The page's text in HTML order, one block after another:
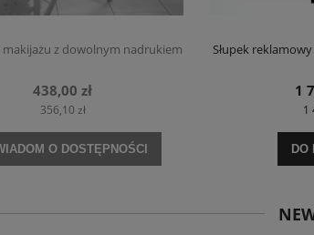
makijażu z dowolnym nadrukiem
438,00 zł
356,10 zł
O DOSTĘPNOŚCI
Słupek
1
1
DO